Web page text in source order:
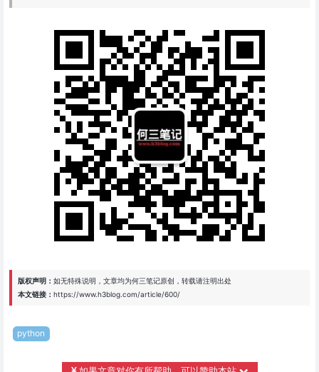
版权声明： 如无特殊说明，文章均为何三笔记原创，转载请注明出处
本文链接： https://www.h3blog.com/article/600/
python